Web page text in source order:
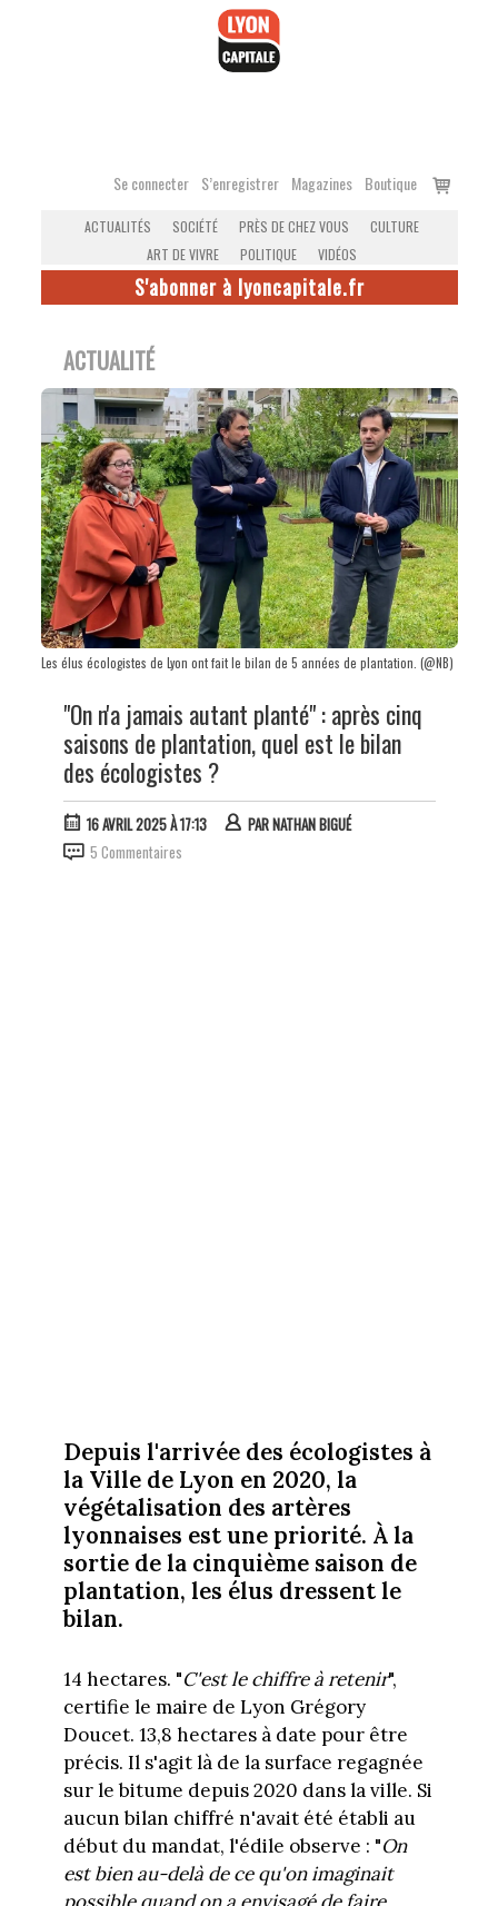
Se connecter S’enregistrer Magazines Boutique
Voir
ACTUALITÉS SOCIÉTÉ PRÈS DE CHEZ VOUS
CULTURE
ART DE VIVRE
POLITIQUE VIDÉOS
S'abonner à lyoncapitale.fr
ACTUALITÉ
Les élus écologistes de Lyon ont fait le bilan de 5 années de plantation. (@NB)
"On n'a jamais autant planté" : après cinq
saisons de plantation, quel est le bilan
des écologistes ?
16 AVRIL 2025 À 17:13 PARNATHAN BIGUÉ
5 Commentaires
Depuis l'arrivée des écologistes à
la Ville de Lyon en 2020, la
végétalisation des artères
lyonnaises est une priorité. À la
sortie de la cinquième saison de
plantation, les élus dressent le
bilan.
14 hectares. "C'est le chiffre à retenir",
certifie le maire de Lyon Grégory
Doucet. 13,8 hectares à date pour être
précis. Il s'agit là de la surface regagnée
sur le bitume depuis 2020 dans la ville. Si
aucun bilan chiffré n'avait été établi au
début du mandat, l'édile observe : "On
est bien au-delà de ce qu'on imaginait